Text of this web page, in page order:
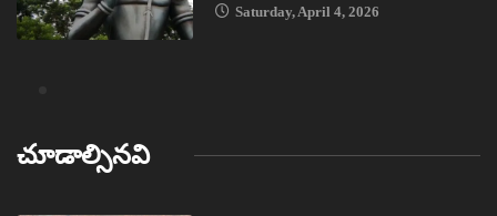
Saturday, April 4, 2026
చూడాల్సినవి